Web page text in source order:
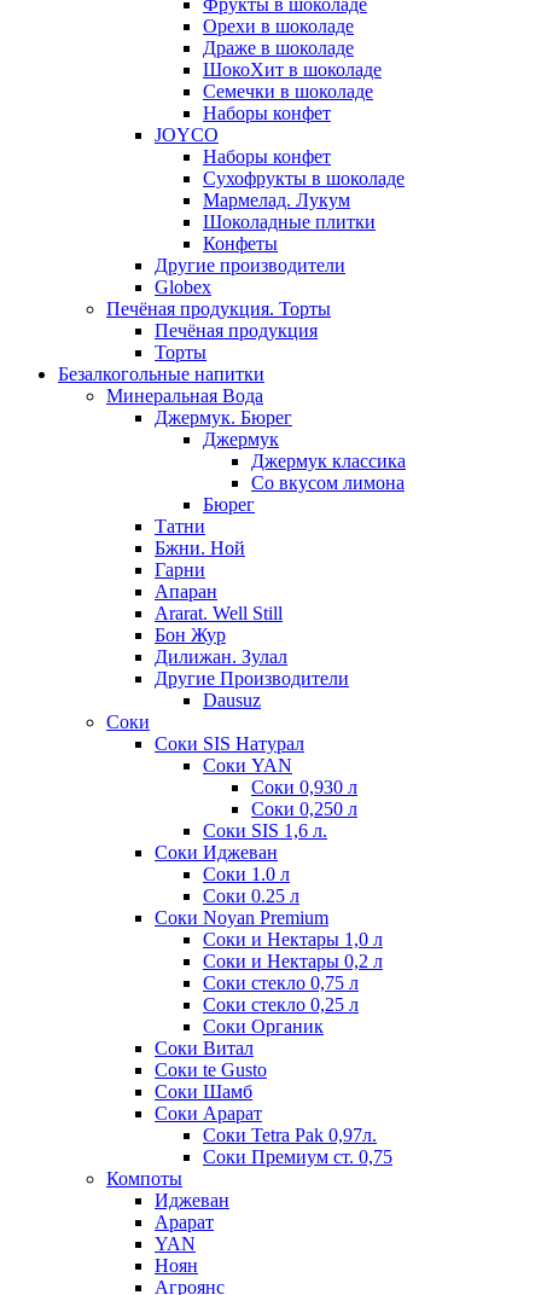
Фрукты в шоколаде
Орехи в шоколаде
Драже в шоколаде
ШокоХит в шоколаде
Семечки в шоколаде
Наборы конфет
JOYCO
Наборы конфет
Сухофрукты в шоколаде
Мармелад. Лукум
Шоколадные плитки
Конфеты
Другие производители
Globex
Печёная продукция. Торты
Печёная продукция
Торты
Безалкогольные напитки
Минеральная Вода
Джермук. Бюрег
Джермук
Джермук классика
Со вкусом лимона
Бюрег
Татни
Бжни. Ной
Гарни
Апаран
Ararat. Well Still
Бон Жур
Дилижан. Зулал
Другие Производители
Dausuz
Соки
Соки SIS Натурал
Соки YAN
Соки 0,930 л
Соки 0,250 л
Соки SIS 1,6 л.
Соки Иджеван
Соки 1.0 л
Соки 0.25 л
Соки Noyan Premium
Соки и Нектары 1,0 л
Соки и Нектары 0,2 л
Соки стекло 0,75 л
Соки стекло 0,25 л
Соки Органик
Соки Витал
Соки te Gusto
Соки Шамб
Соки Арарат
Соки Tetra Pak 0,97л.
Соки Премиум ст. 0,75
Компоты
Иджеван
Арарат
YAN
Ноян
Агроянс